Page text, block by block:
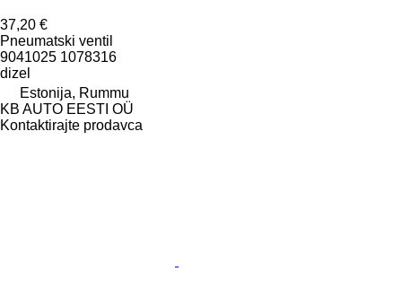
37,20 €
Pneumatski ventil
9041025 1078316
dizel
Estonija, Rummu
KB AUTO EESTI OÜ
Kontaktirajte prodavca